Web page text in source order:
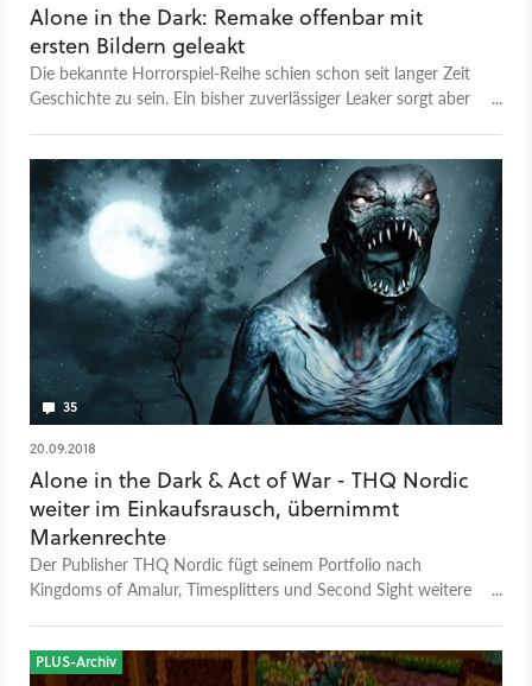
Alone in the Dark: Remake offenbar mit
ersten Bildern geleakt
Die bekannte Horrorspiel-Reihe schien schon seit langer Zeit
Geschichte zu sein. Ein bisher zuverlässiger Leaker sorgt aber
35
20.09.2018
Alone in the Dark & Act of War - THQ Nordic
weiter im Einkaufsrausch, übernimmt
Markenrechte
Der Publisher THQ Nordic fügt seinem Portfolio nach
Kingdoms of Amalur, Timesplitters und Second Sight weitere
PLUS-Archiv